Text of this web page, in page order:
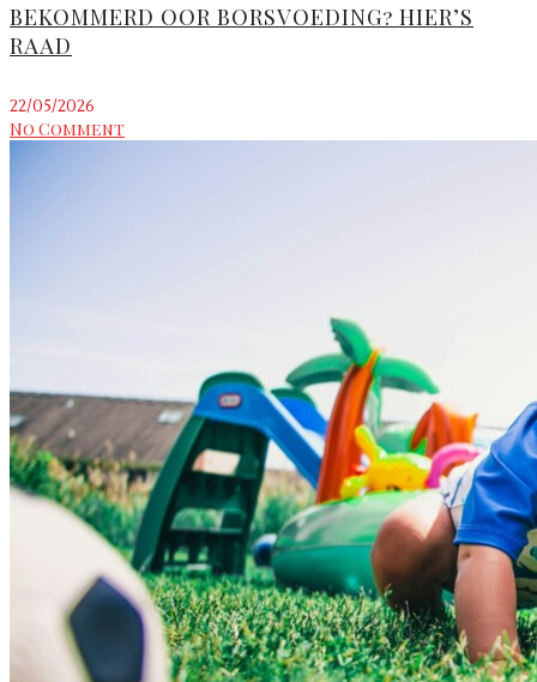
BEKOMMERD OOR BORSVOEDING? HIER’S
RAAD
22/05/2026
No Comment